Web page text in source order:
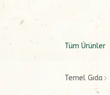
Tüm Ürünler
Temel Gıda